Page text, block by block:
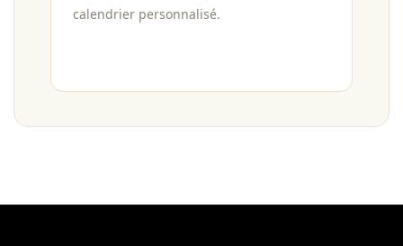
calendrier personnalisé.